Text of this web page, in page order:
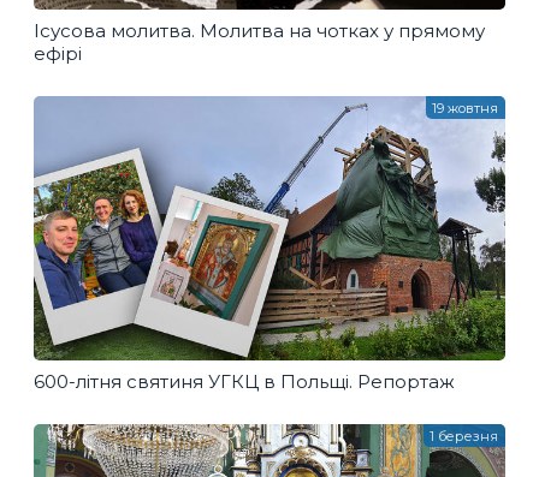
Ісусова молитва. Молитва на чотках у прямому
ефірі
600-літня святиня УГКЦ в Польщі. Репортаж
19 жовтня
1 березня